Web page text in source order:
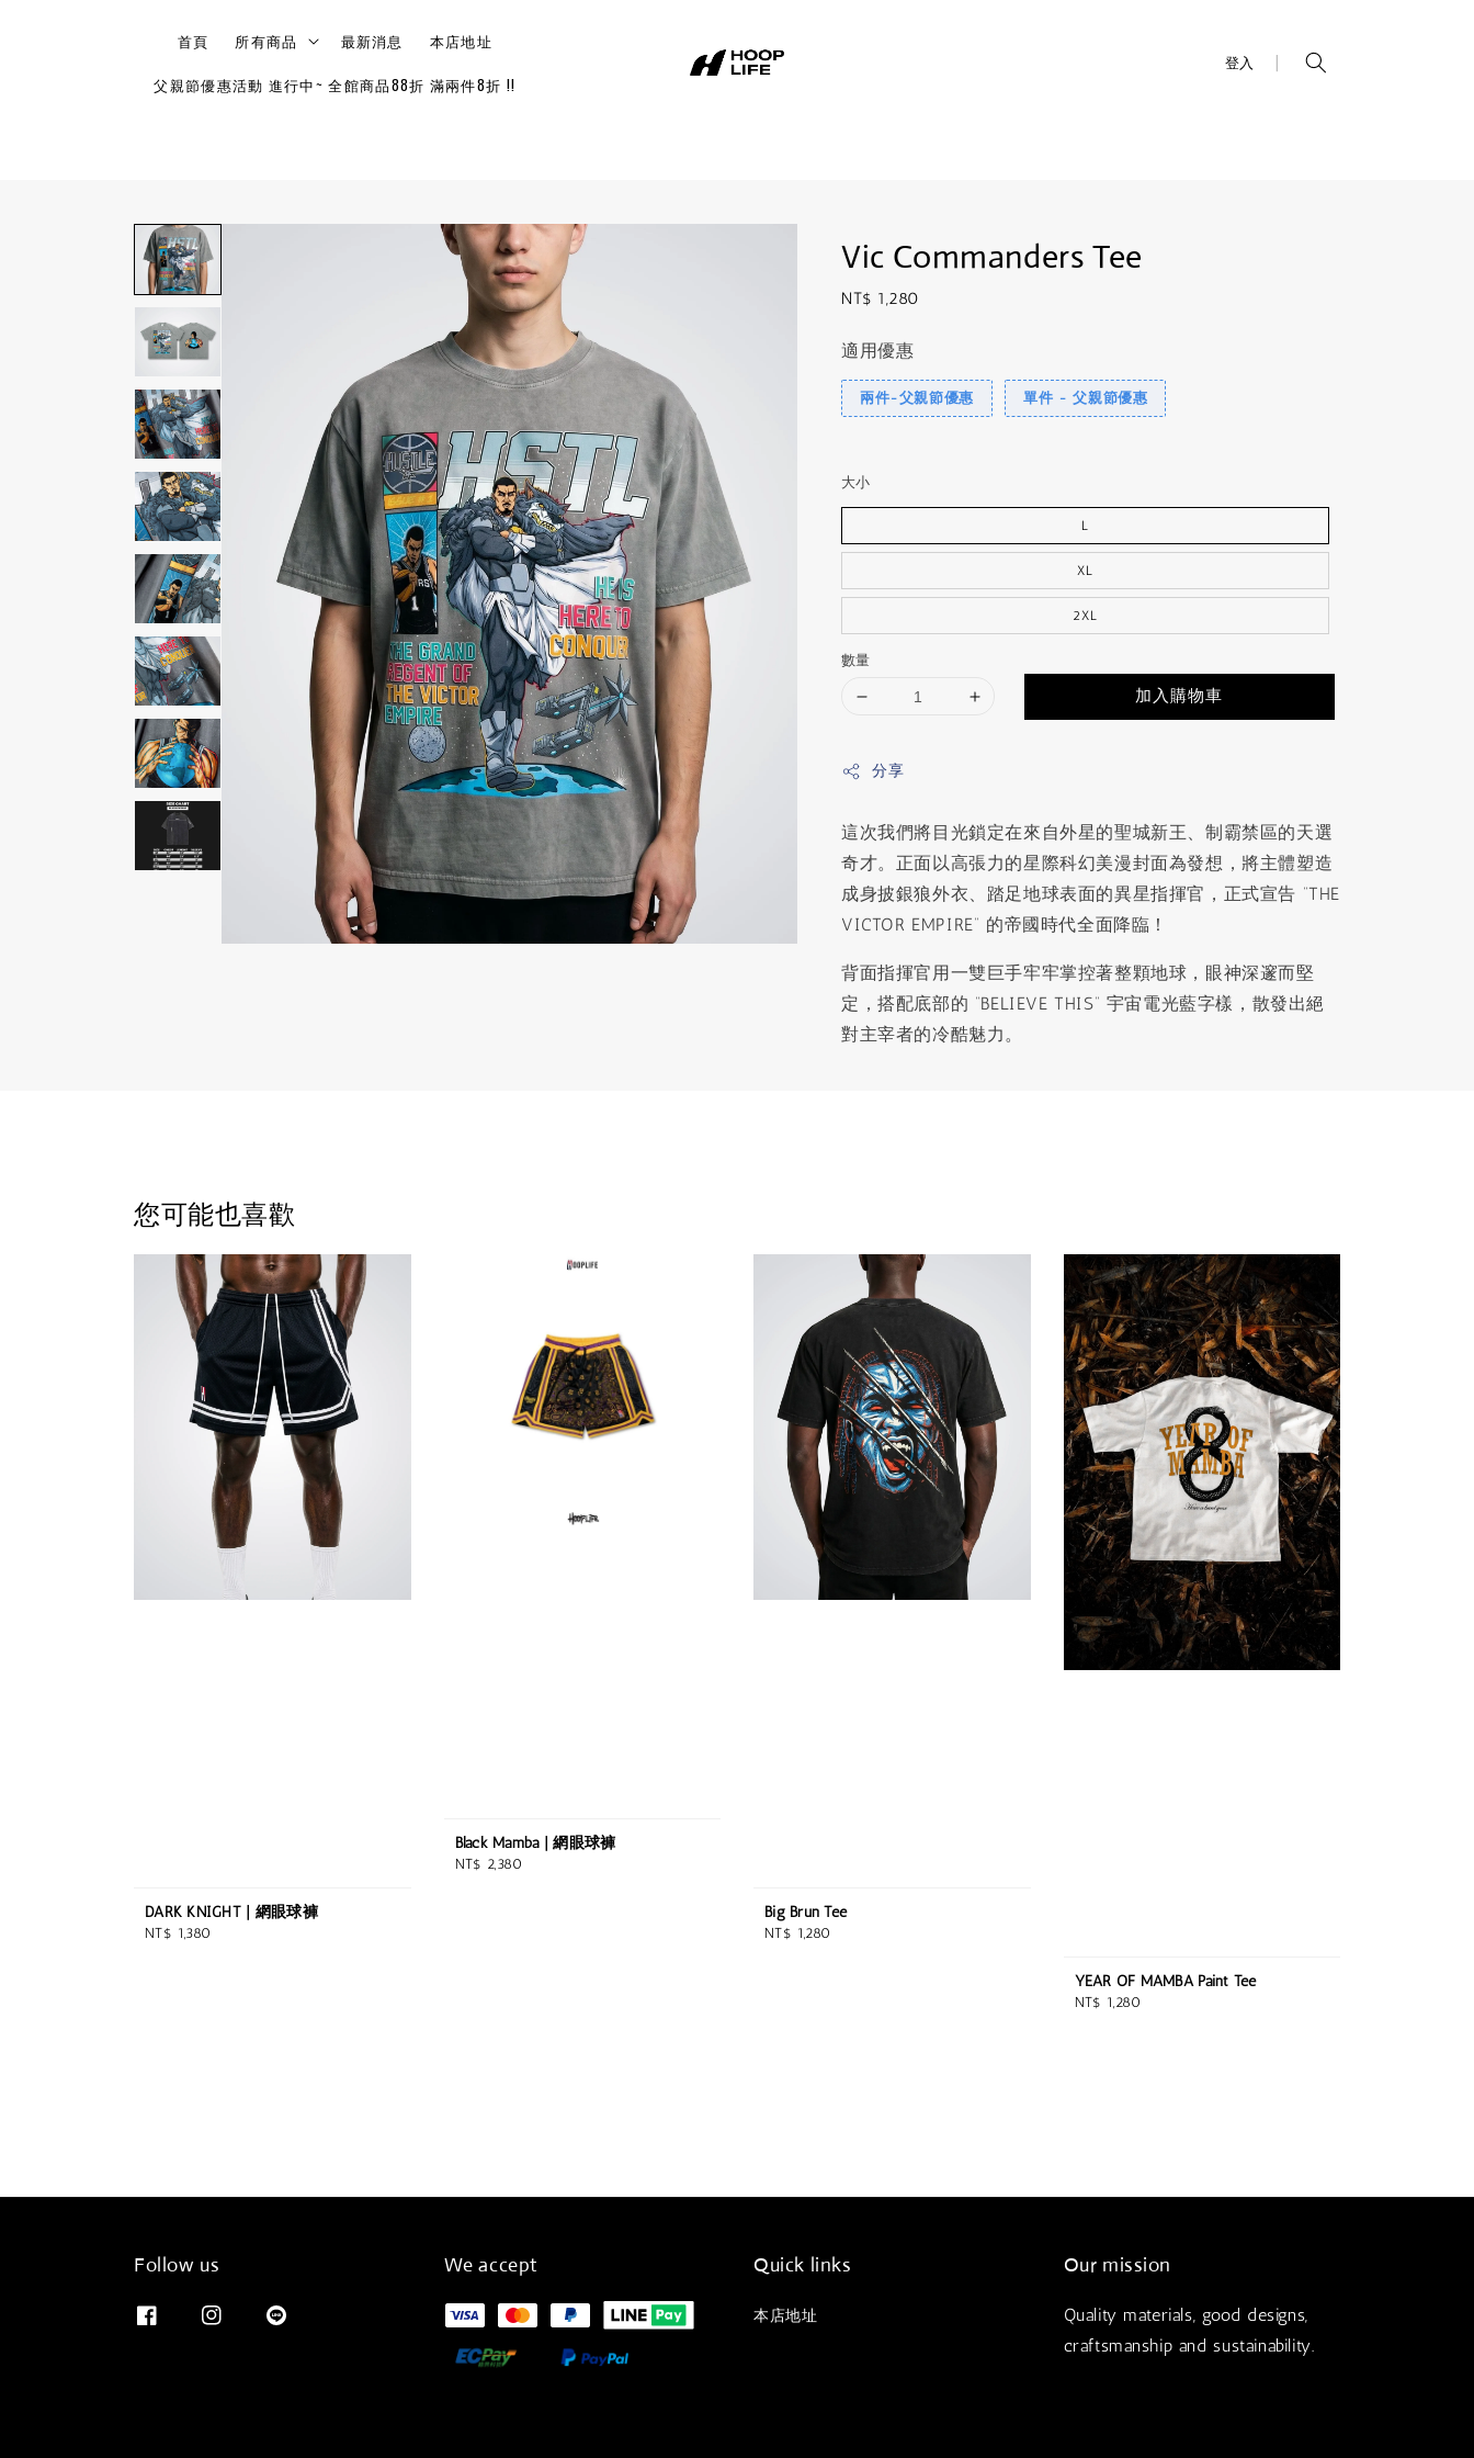
首頁 所有商品 最新消息
本店地址
父親節優惠活動 進行中~ 全館商品88折 滿兩件8折 !!
登入 |
Vic Commanders Tee
Regular
NT$ 1,280
適用優惠
兩件-父親節優惠 單件 - 父親節優惠
大小
L
XL
2XL
數量
加入購物車
分享
這次我們將目光鎖定在來自外星的聖城新王、制霸禁區的天選
奇才。正面以高張力的星際科幻美漫封面為發想，將主體塑造
成身披銀狼外衣、踏足地球表面的異星指揮官，正式宣告 “THE
VICTOR EMPIRE” 的帝國時代全面降臨！
背面指揮官用一雙巨手牢牢掌控著整顆地球，眼神深邃而堅
定，搭配底部的 “BELIEVE THIS” 宇宙電光藍字樣，散發出絕
對主宰者的冷酷魅力。
您可能也喜歡
DARK KNIGHT | 網眼球褲
Regular
NT$ 1,380
Black Mamba | 網眼球褲
Regular
NT$ 2,380
Big Brun Tee
Regular
NT$ 1,280
YEAR OF MAMBA Paint Tee
Regular
NT$ 1,280
Follow us We accept Quick links
本店地址
Our mission
Quality materials, good designs,
craftsmanship and sustainability.